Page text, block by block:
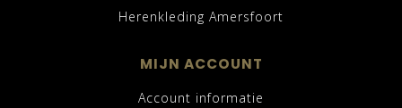
Herenkleding Amersfoort
MIJN ACCOUNT
Account informatie